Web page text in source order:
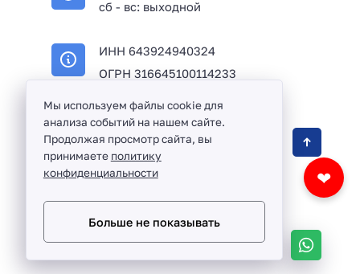
сб - вс: выходной
ИНН 643924940324
ОГРН 316645100114233
❤
Оптовая продажа сантехники и комплектующих
в Балаково и Саратовской области ©
2026
Разработка сайта и дизайн:revtail.ru
Мы используем файлы cookie для
анализа событий на нашем сайте.
Продолжая просмотр сайта, вы
принимаете политику
конфиденциальности
Больше не показывать